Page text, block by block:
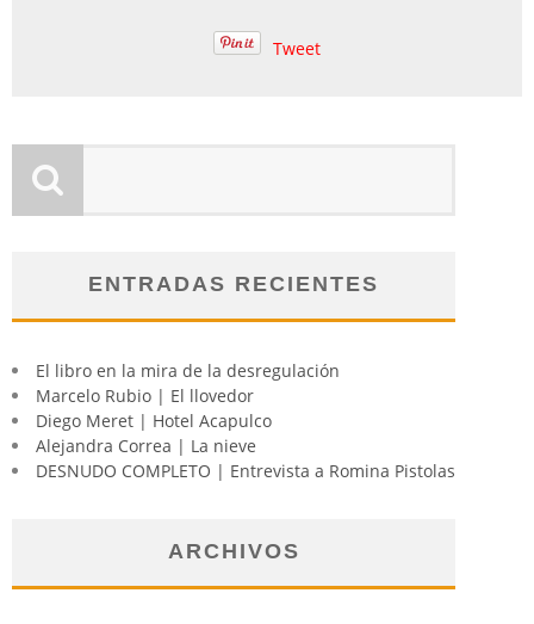
Tweet
ENTRADAS RECIENTES
El libro en la mira de la desregulación
Marcelo Rubio | El llovedor
Diego Meret | Hotel Acapulco
Alejandra Correa | La nieve
DESNUDO COMPLETO | Entrevista a Romina Pistolas
ARCHIVOS